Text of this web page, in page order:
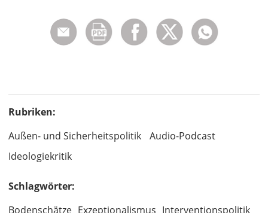
Rubriken:
Außen- und Sicherheitspolitik
Audio-Podcast
Ideologiekritik
Schlagwörter:
Bodenschätze Exzeptionalismus Interventionspolitik